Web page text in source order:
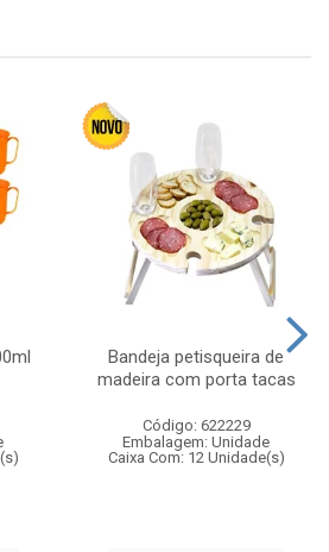
Bandeja petisqueira de
madeira com porta tacas
Código: 622229
Embalagem: Unidade
Caixa Com: 12 Unidade(s)